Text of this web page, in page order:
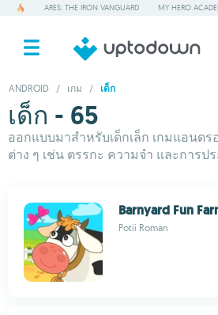
ARES: THE IRON VANGUARD MY HERO
ANDROID / เกม / เด็ก
เด็ก - 65
ออกแบบมาสำหรับเด็กเล็ก เกมแอนด
ต่าง ๆ เช่น ตรรกะ ความจำ และการ
Barnyard Fun
Potii Roman